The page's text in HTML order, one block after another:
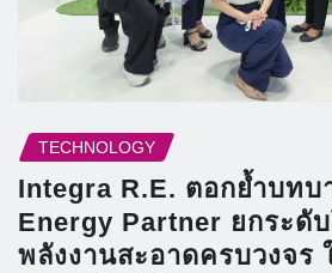
TECHNOLOGY
Integra R.E. ตอกย้ำบทบ
Energy Partner ยกระดั
พลังงานสะอาดครบวงจร